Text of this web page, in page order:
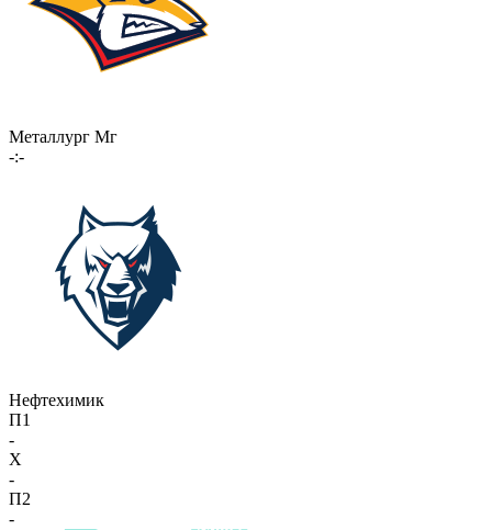
Металлург Мг
-:-
Нефтехимик
П1
-
X
-
П2
-